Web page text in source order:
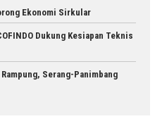
Ekonomi Sirkular
Dukung Kesiapan Teknis
Serang-Panimbang